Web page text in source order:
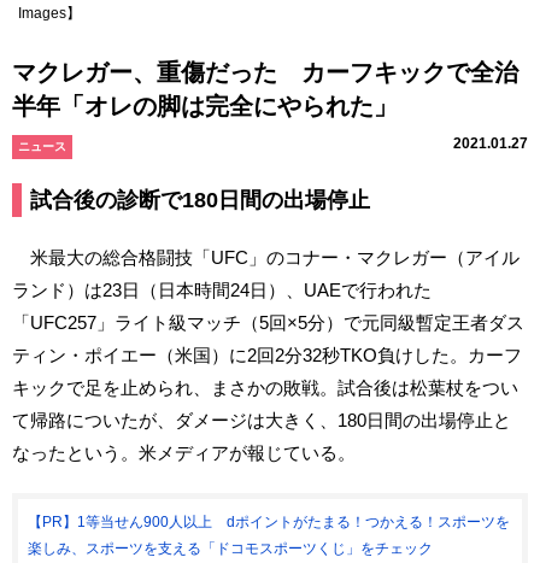
Images】
マクレガー、重傷だった カーフキックで全治
半年「オレの脚は完全にやられた」
ニュース 2021.01.27
試合後の診断で180日間の出場停止
米最大の総合格闘技「UFC」のコナー・マクレガー（アイル
ランド）は23日（日本時間24日）、UAEで行われた
「UFC257」ライト級マッチ（5回×5分）で元同級暫定王者ダス
ティン・ポイエー（米国）に2回2分32秒TKO負けした。カーフ
キックで足を止められ、まさかの敗戦。試合後は松葉杖をつい
て帰路についたが、ダメージは大きく、180日間の出場停止と
なったという。米メディアが報じている。
【PR】1等当せん900人以上 dポイントがたまる！つかえる！スポーツを
楽しみ、スポーツを支える「ドコモスポーツくじ」をチェック